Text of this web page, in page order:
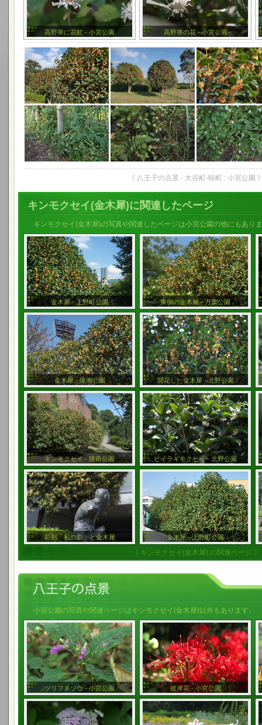
高野箒に花虻 - 小宮公園 高野箒の花 - 小宮公園
《 八王子の点景 - 大谷町-暁町 : 小宮公園
キンモクセイ(金木犀)に関連したページ
キンモクセイ(金木犀)の写真や関連したページは小宮公園の他にもあり
金木犀 - 上野町公園 東側の金木犀 - 万葉公園
金木犀 - 陵南公園 開花した金木犀 - 北野公園
キンモクセイ - 陵南公園 ヒイラギモクセイ - 北野公園
彫刻「私の影」と金木犀 金木犀 - 上野町公園
《 キンモクセイ(金木犀) の関連ページ 》
小宮公園の写真や関連ページはキンモクセイ(金木犀)以外もあります。
ツリフネソウ - 小宮公園 彼岸花 - 小宮公園